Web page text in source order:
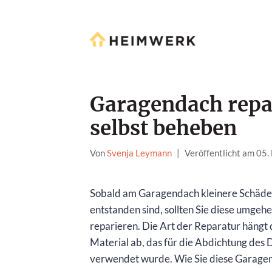
Garagendach
selbst beheben
VonSvenja Leymann | Veröffentlicht am 05.
Sobald am Garagendach kleinere
entstanden sind, sollten Sie diese
reparieren. Die Art der Reparatur hängt
Material ab, das für die Abdichtung des
verwendet wurde. Wie Sie diese